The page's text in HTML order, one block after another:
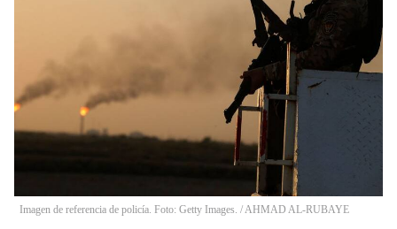
Imagen de referencia de policía. Foto: Getty Images. /AHMAD AL-RUBAYE